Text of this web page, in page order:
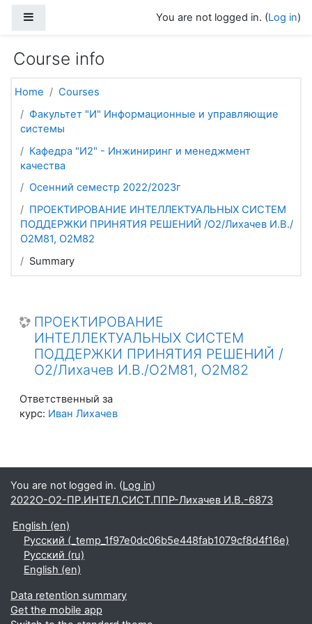
You are not logged in. (Log in)
Course info
Home
Courses
Факультет "И" Информационные и управляющие
системы
Кафедра "И2" - Инжиниринг и менеджмент
качества
Осенний семестр 2022/2023г
ПРОЕКТИРОВАНИЕ ИНТЕЛЛЕКТУАЛЬНЫХ СИСТЕМ
ПОДДЕРЖКИ ПРИНЯТИЯ РЕШЕНИЙ /О2/Лихачев И.В./
О2М81, О2М82
Summary
ПРОЕКТИРОВАНИЕ
ИНТЕЛЛЕКТУАЛЬНЫХ СИСТЕМ
ПОДДЕРЖКИ ПРИНЯТИЯ РЕШЕНИЙ /
О2/Лихачев И.В./О2М81, О2М82
Ответственный за
курс: Иван Лихачев
You are not logged in. (Log in)
2022О-О2-ПР.ИНТЕЛ.СИСТ.ППР-Лихачев И.В.-6873
English ‎(en)‎
Русский ‎(_temp_1f97e0dc06b5e448fab1079cf8d4f16e)‎
Русский ‎(ru)‎
English ‎(en)‎
Data retention summary
Get the mobile app